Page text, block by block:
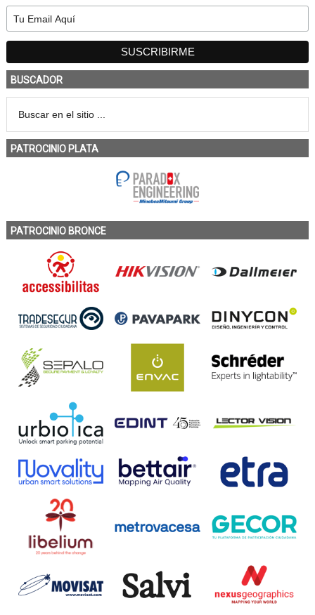
BUSCADOR
PATROCINIO PLATA
PATROCINIO BRONCE